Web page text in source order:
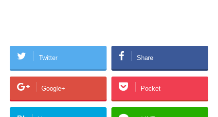
Twitter Share
Google+ Pocket